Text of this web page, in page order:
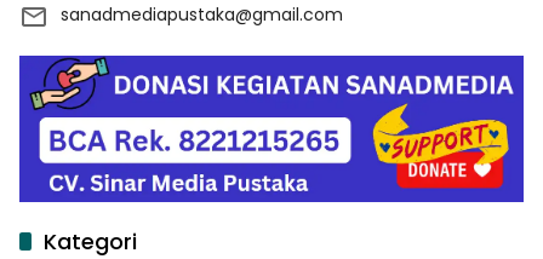
sanadmediapustaka@gmail.com
Kategori